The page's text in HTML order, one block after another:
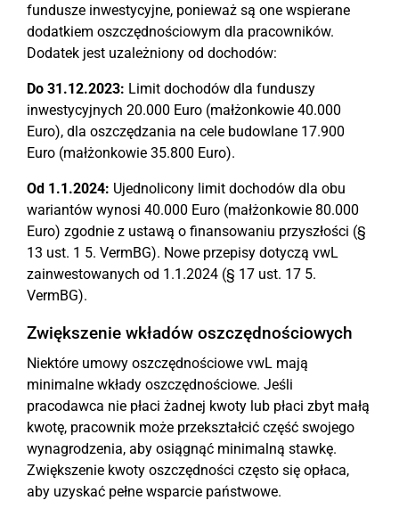
fundusze inwestycyjne, ponieważ są one wspierane
dodatkiem oszczędnościowym dla pracowników.
Dodatek jest uzależniony od dochodów:
Do 31.12.2023: Limit dochodów dla funduszy
inwestycyjnych 20.000 Euro (małżonkowie 40.000
Euro), dla oszczędzania na cele budowlane 17.900
Euro (małżonkowie 35.800 Euro).
Od 1.1.2024: Ujednolicony limit dochodów dla obu
wariantów wynosi 40.000 Euro (małżonkowie 80.000
Euro) zgodnie z ustawą o finansowaniu przyszłości (§
13 ust. 1 5. VermBG). Nowe przepisy dotyczą vwL
zainwestowanych od 1.1.2024 (§ 17 ust. 17 5.
VermBG).
Zwiększenie wkładów oszczędnościowych
Niektóre umowy oszczędnościowe vwL mają
minimalne wkłady oszczędnościowe. Jeśli
pracodawca nie płaci żadnej kwoty lub płaci zbyt małą
kwotę, pracownik może przekształcić część swojego
wynagrodzenia, aby osiągnąć minimalną stawkę.
Zwiększenie kwoty oszczędności często się opłaca,
aby uzyskać pełne wsparcie państwowe.